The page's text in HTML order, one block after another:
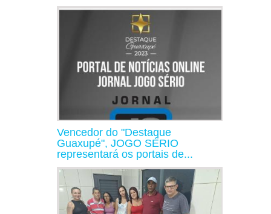
Vencedor do "Destaque
Guaxupé", JOGO SÉRIO
representará os portais de...